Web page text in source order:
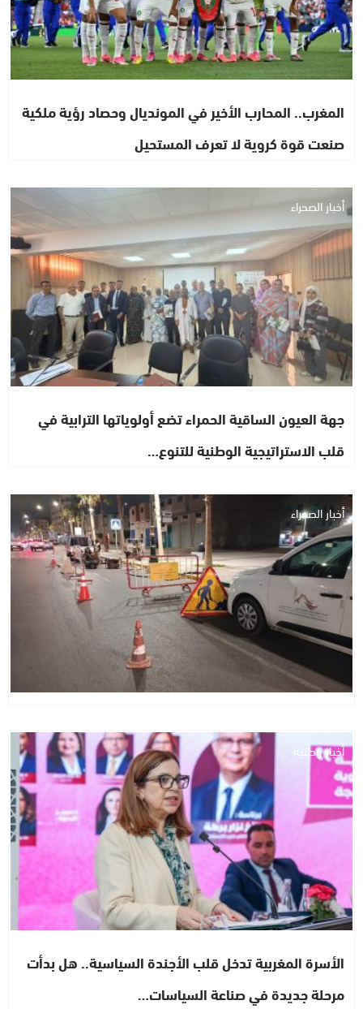
المغرب.. المحارب الأخير في المونديال وحصاد رؤية ملكية
صنعت قوة كروية لا تعرف المستحيل
أخبار الصحراء
جهة العيون الساقية الحمراء تضع أولوياتها الترابية في
قلب الاستراتيجية الوطنية للتنوع…
أخبار الصحراء
أخبار وطنية
الأسرة المغربية تدخل قلب الأجندة السياسية.. هل بدأت
مرحلة جديدة في صناعة السياسات…